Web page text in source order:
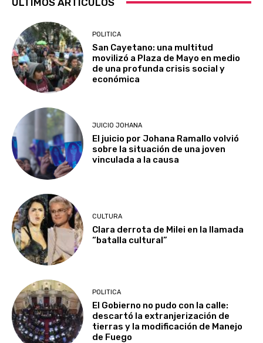
POLITICA
San Cayetano: una multitud
movilizó a Plaza de Mayo en medio
de una profunda crisis social y
económica
JUICIO JOHANA
El juicio por Johana Ramallo volvió
sobre la situación de una joven
vinculada a la causa
CULTURA
Clara derrota de Milei en la llamada
“batalla cultural”
POLITICA
El Gobierno no pudo con la calle:
descartó la extranjerización de
tierras y la modificación de Manejo
de Fuego